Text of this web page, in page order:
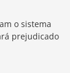
o sistema
prejudicado